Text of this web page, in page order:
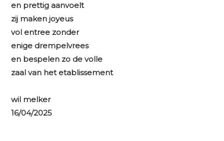
en prettig aanvoelt
zij maken joyeus
vol entree zonder
enige drempelvrees
en bespelen zo de volle
zaal van het etablissement
wil melker
16/04/2025